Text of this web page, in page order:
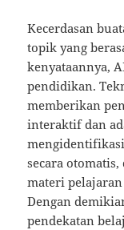
Kecerdasan
topik yang
kenyataannya,
pendidikan.
memberikan
interaktif dan
secara
materi
Dengan
pendekatan